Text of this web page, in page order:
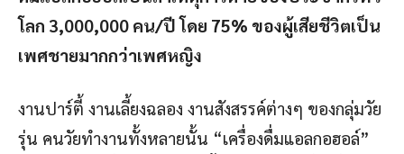
โลก 3,000,000 คน/ปี โดย 75% ของผู้เสียชีวิตเป็น
เพศชายมากกว่าเพศหญิง
งานปาร์ตี้ งานเลี้ยงฉลอง งานสังสรรค์ต่างๆ ของกลุ่มวัย
รุ่น คนวัยทำงานทั้งหลายนั้น “เครื่องดื่มแอลกอฮอล์”